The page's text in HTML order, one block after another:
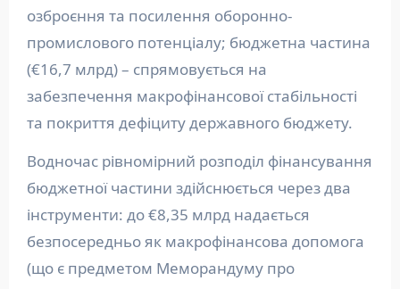
озброєння та посилення оборонно-
промислового потенціалу; бюджетна частина
(€16,7 млрд) – спрямовується на
забезпечення макрофінансової стабільності
та покриття дефіциту державного бюджету.
Водночас рівномірний розподіл фінансування
бюджетної частини здійснюється через два
інструменти: до €8,35 млрд надається
безпосередньо як макрофінансова допомога
(що є предметом Меморандуму про